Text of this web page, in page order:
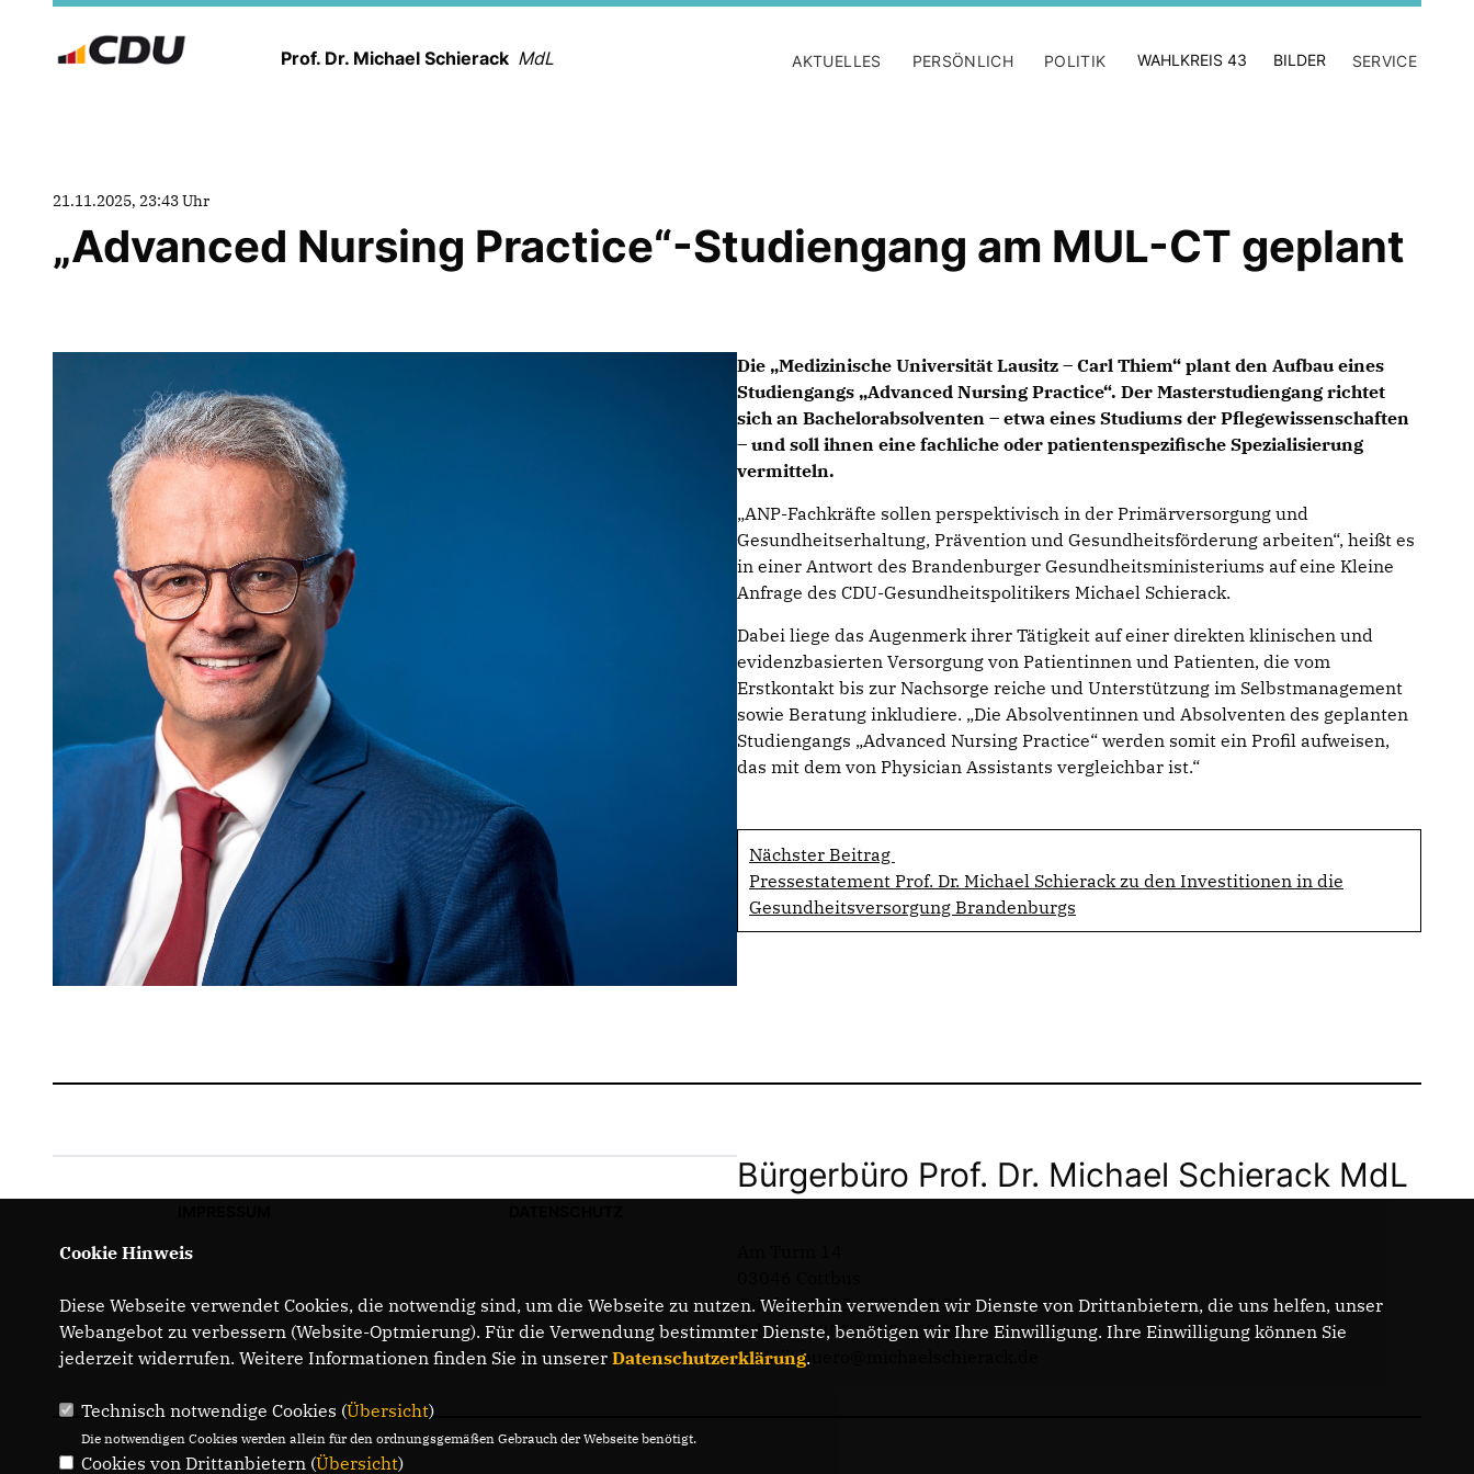
Prof. Dr. Michael Schierack MdL AKTUELLES PERSÖNLICH POLITIK WAHLKREIS 43 BILDER SERVICE
21.11.2025, 23:43 Uhr
Advanced Nursing Practice“-Studiengang am MUL-CT geplant
Die „Medizinische Universität Lausitz – Carl Thiem“ plant den Aufbau eines
Studiengangs „Advanced Nursing Practice“. Der Masterstudiengang richtet
sich an Bachelorabsolventen – etwa eines Studiums der Pflegewissenschaften
– und soll ihnen eine fachliche oder patientenspezifische Spezialisierung
vermitteln.
ANP-Fachkräfte sollen perspektivisch in der Primärversorgung und
Gesundheitserhaltung, Prävention und Gesundheitsförderung arbeiten“, heißt es
in einer Antwort des Brandenburger Gesundheitsministeriums auf eine Kleine
Anfrage des CDU-Gesundheitspolitikers Michael Schierack.
Dabei liege das Augenmerk ihrer Tätigkeit auf einer direkten klinischen und
evidenzbasierten Versorgung von Patientinnen und Patienten, die vom
Erstkontakt bis zur Nachsorge reiche und Unterstützung im Selbstmanagement
sowie Beratung inkludiere. „Die Absolventinnen und Absolventen des geplanten
Studiengangs „Advanced Nursing Practice“ werden somit ein Profil aufweisen,
das mit dem von Physician Assistants vergleichbar ist.“
Nächster Beitrag
Pressestatement Prof. Dr. Michael Schierack zu den Investitionen in die
Gesundheitsversorgung Brandenburgs
Bürgerbüro Prof. Dr. Michael Schierack MdL
Telefon: 0355 / 289 162 38
Telefax: 0355 / 289 162 39
E-Mail: buero@michaelschierack.de
Cookie Hinweis
Diese Webseite verwendet Cookies, die notwendig sind, um die Webseite zu nutzen. Weiterhin verwenden wir Dienste von Drittanbietern, die uns helfen, unser
Webangebot zu verbessern (Website-Optmierung). Für die Verwendung bestimmter Dienste, benötigen wir Ihre Einwilligung. Ihre Einwilligung können Sie
jederzeit widerrufen. Weitere Informationen finden Sie in unserer Datenschutzerklärung.
Technisch notwendige Cookies (Übersicht)
Die notwendigen Cookies werden allein für den ordnungsgemäßen Gebrauch der Webseite benötigt.
Cookies von Drittanbietern (Übersicht)